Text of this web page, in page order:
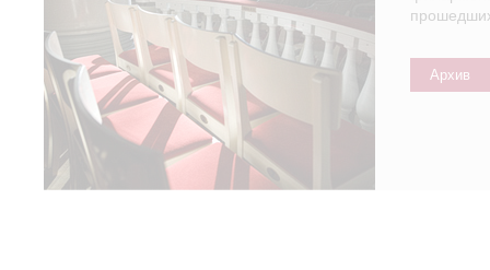
Архив